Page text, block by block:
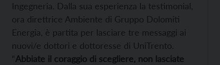
Ingegneria. Dalla sua esperienza la testimonial,
ora direttrice Ambiente di Gruppo Dolomiti
Energia, è partita per lasciare tre messaggi ai
nuovi/e dottori e dottoresse di UniTrento.
“Abbiate il coraggio di scegliere, non lasciate